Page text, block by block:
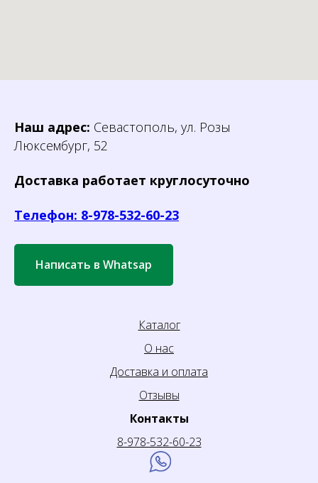
Наш адрес: Севастополь, ул. Розы
Люксембург, 52
Доставка работает круглосуточно
Телефон: 8-978-532-60-23
Написать в Whatsap
Контакты
8-978-532-60-23
Каталог
О нас
Доставка и оплата
Отзывы